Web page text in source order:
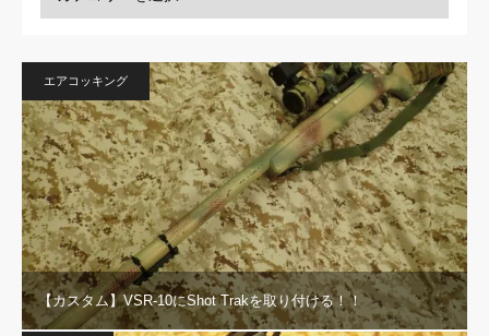
エアコッキング
【カスタム】VSR-10にShot Trakを取り付ける！！